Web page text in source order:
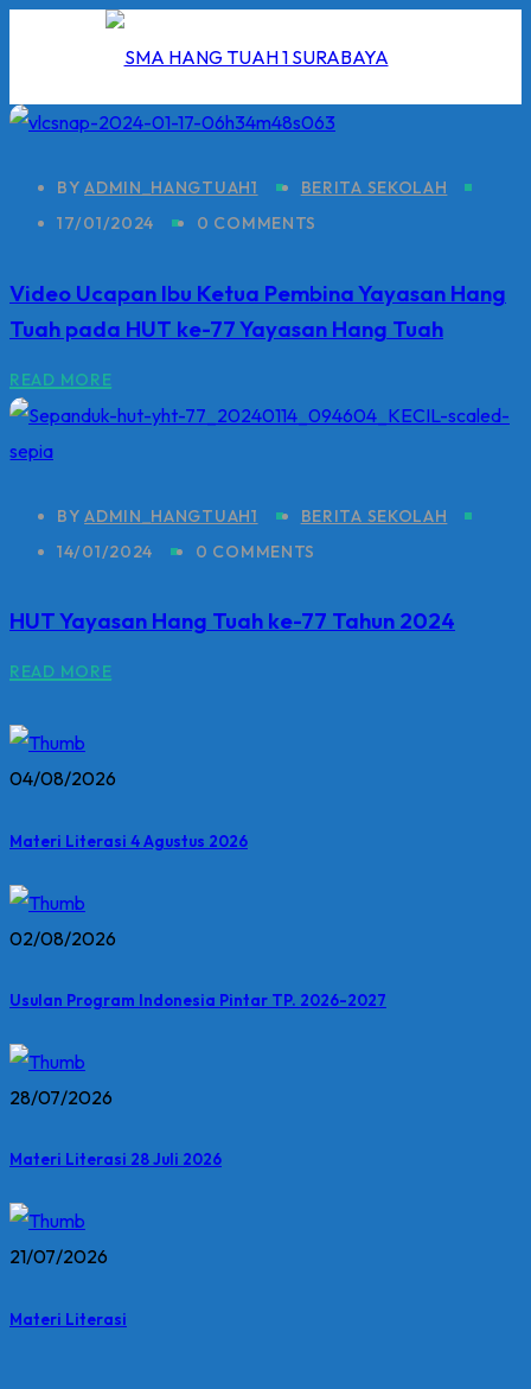
Tuah
BYADMIN_HANGTUAH1
BERITA SEKOLAH
17/01/2024
0 COMMENTS
Video Ucapan Ibu Ketua Pembina Yayasan Hang
Tuah pada HUT ke-77 Yayasan Hang Tuah
READ MORE
BYADMIN_HANGTUAH1
BERITA SEKOLAH
14/01/2024
0 COMMENTS
HUT Yayasan Hang Tuah ke-77 Tahun 2024
READ MORE
04/08/2026
Materi Literasi 4 Agustus 2026
02/08/2026
Usulan Program Indonesia Pintar TP. 2026-2027
28/07/2026
Materi Literasi 28 Juli 2026
21/07/2026
Materi Literasi